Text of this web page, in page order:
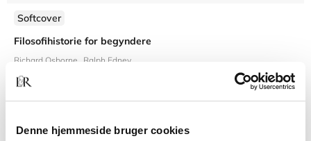
Denne hjemmeside bruger cookies
Softcover
Filosofihistorie for begyndere
Richard Osborne Ralph Edney
249,95 KR.